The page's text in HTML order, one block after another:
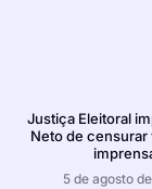
Justiça Eleitoral
Neto de censurar
5 de agosto